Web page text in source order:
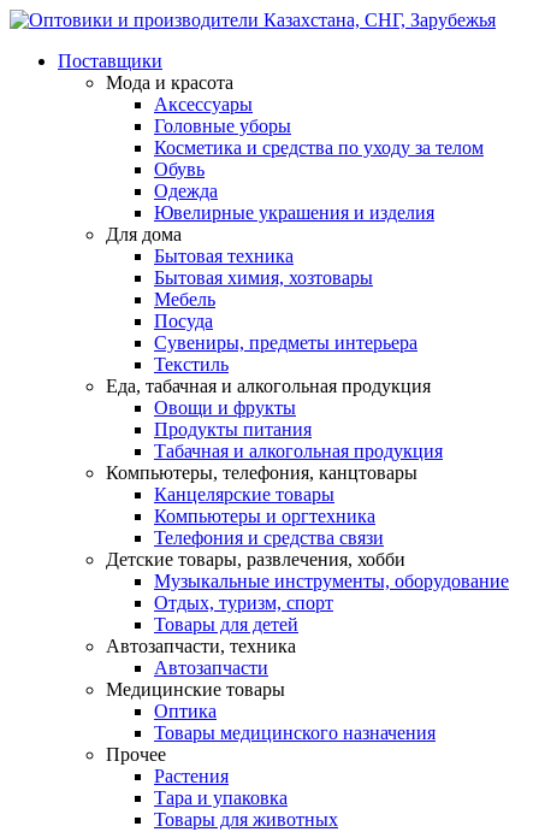
Поставщики
Мода и красота
Аксессуары
Головные уборы
Косметика и средства по уходу за телом
Обувь
Одежда
Ювелирные украшения и изделия
Для дома
Бытовая техника
Бытовая химия, хозтовары
Мебель
Посуда
Сувениры, предметы интерьера
Текстиль
Еда, табачная и алкогольная продукция
Овощи и фрукты
Продукты питания
Табачная и алкогольная продукция
Компьютеры, телефония, канцтовары
Канцелярские товары
Компьютеры и оргтехника
Телефония и средства связи
Детские товары, развлечения, хобби
Музыкальные инструменты, оборудование
Отдых, туризм, спорт
Товары для детей
Автозапчасти, техника
Автозапчасти
Медицинские товары
Оптика
Товары медицинского назначения
Прочее
Растения
Тара и упаковка
Товары для животных